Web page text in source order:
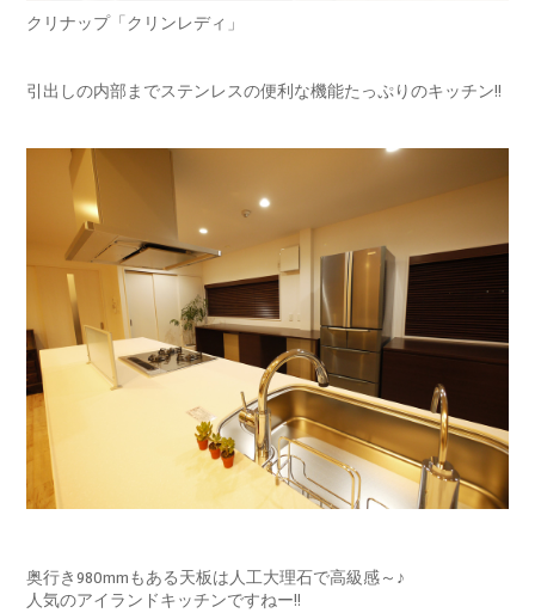
クリナップ「クリンレディ」
引出しの内部までステンレスの便利な機能たっぷりのキッチン!!
奥行き980mmもある天板は人工大理石で高級感～♪
人気のアイランドキッチンですねー!!